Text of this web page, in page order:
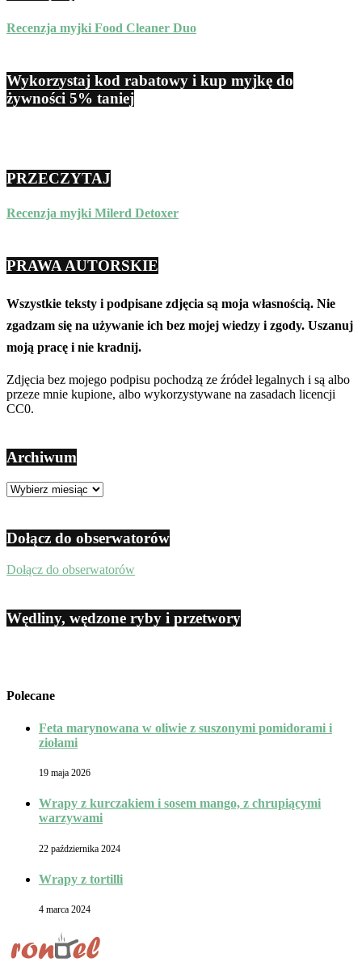
Recenzja myjki Food Cleaner Duo
Wykorzystaj kod rabatowy i kup myjkę do
żywności 5% taniej
PRZECZYTAJ
Recenzja myjki Milerd Detoxer
PRAWA AUTORSKIE
Wszystkie teksty i podpisane zdjęcia są moja własnością. Nie
zgadzam się na używanie ich bez mojej wiedzy i zgody. Uszanuj
moją pracę i nie kradnij.
Zdjęcia bez mojego podpisu pochodzą ze źródeł legalnych i są albo
przeze mnie kupione, albo wykorzystywane na zasadach licencji
CC0.
Archiwum
Archiwum
Dołącz do obserwatorów
Dołącz do obserwatorów
Wędliny, wędzone ryby i przetwory
Polecane
Feta marynowana w oliwie z suszonymi pomidorami i
ziołami
19 maja 2026
Wrapy z kurczakiem i sosem mango, z chrupiącymi
warzywami
22 października 2024
Wrapy z tortilli
4 marca 2024